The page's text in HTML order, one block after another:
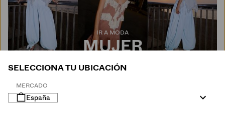
IR A MODA
MUJER
SELECCIONA TU UBICACIÓN
MERCADO
España